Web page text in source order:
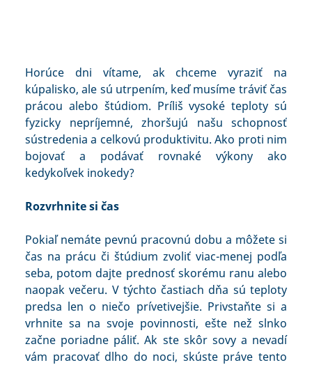
Horúce dni vítame, ak chceme vyraziť na
kúpalisko, ale sú utrpením, keď musíme tráviť čas
prácou alebo štúdiom. Príliš vysoké teploty sú
fyzicky nepríjemné, zhoršujú našu schopnosť
sústredenia a celkovú produktivitu. Ako proti nim
bojovať a podávať rovnaké výkony ako
kedykoľvek inokedy?
Rozvrhnite si čas
Pokiaľ nemáte pevnú pracovnú dobu a môžete si
čas na prácu či štúdium zvoliť viac-menej podľa
seba, potom dajte prednosť skorému ranu alebo
naopak večeru. V týchto častiach dňa sú teploty
predsa len o niečo prívetivejšie. Privstaňte si a
vrhnite sa na svoje povinnosti, ešte než slnko
začne poriadne páliť. Ak ste skôr sovy a nevadí
vám pracovať dlho do noci, skúste práve tento